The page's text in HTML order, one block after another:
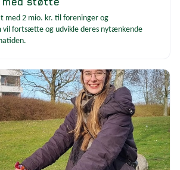
med 2 mio. kr. til foreninger og
vil fortsætte og udvikle deres nytænkende